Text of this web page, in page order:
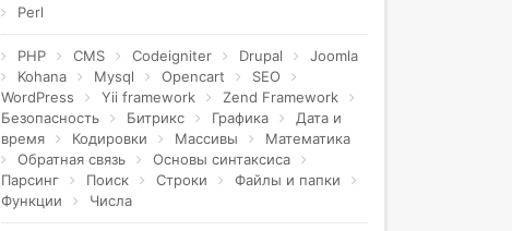
Perl
PHP CMS Codeigniter Drupal
Joomla
Kohana
Mysql Opencart
SEO
WordPress
Yii framework
Zend Framework
Безопасность
Битрикс Графика
Дата и
время
Кодировки Массивы
Математика
Обратная связь
Основы синтаксиса
Парсинг
Поиск Строки
Файлы и папки
Функции
Числа